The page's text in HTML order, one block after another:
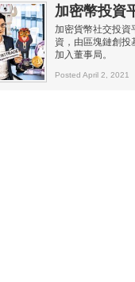
加密幣投資
加密貨幣社交投
資，由區塊鏈創
加入董事局。
Posted April 2, 2021